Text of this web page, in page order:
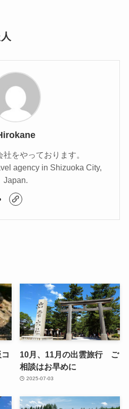
をやっております。
agency in Shizuoka City,
Japan.
10月、11月の出雲旅行 ご
相談はお早めに
2025-07-03